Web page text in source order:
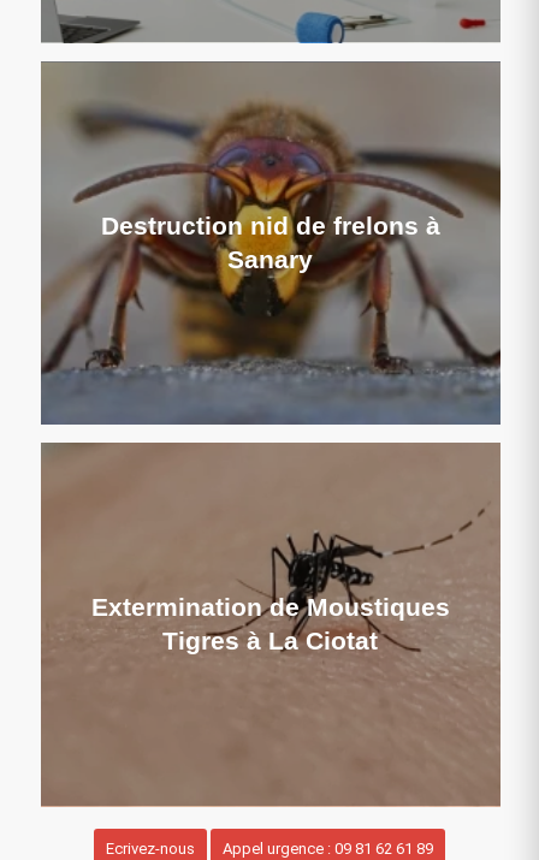
Destruction nid de frelons à
Sanary
Extermination de Moustiques
Tigres à La Ciotat
Ecrivez-nous Appel urgence : 09 81 62 61 89